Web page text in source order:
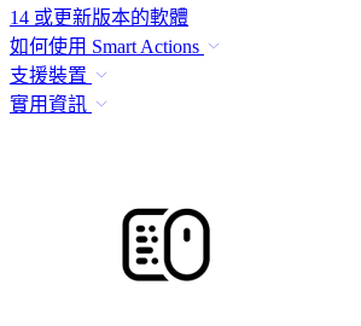
14 或更新版本的軟體
如何使用 Smart Actions
支援裝置
實用資訊